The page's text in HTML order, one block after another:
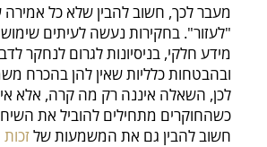
מעבר לכך, חשוב להבין שלא כל אמירה
"לעזור". בחקירות נעשה לעיתים
מידע חלקי, בניסיונות לגרום לנחקר
ובהבטחות כלליות שאין להן בהכרח
לכן, השאלה איננה רק מה קרה, אלא
כשהחוקרים מתחילים להוביל את
חשוב להבין גם את המשמעות של